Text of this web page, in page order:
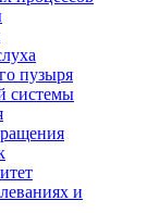
пузыря
системы
и